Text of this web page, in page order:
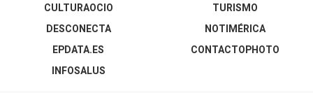
CULTURAOCIO
DESCONECTA
EPDATA.ES
INFOSALUS
TURISMO
NOTIMÉRICA
CONTACTOPHOTO